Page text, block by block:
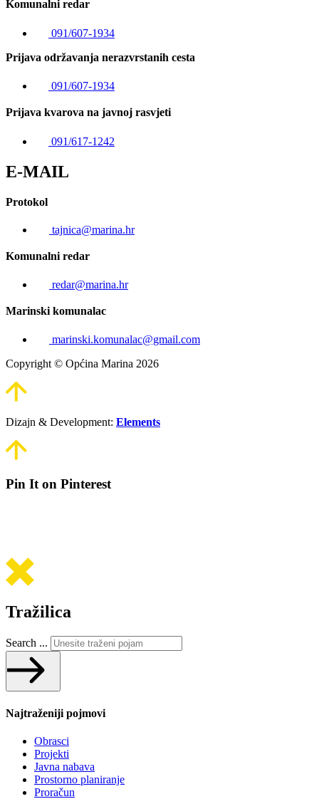
Komunalni redar
091/607-1934
Prijava održavanja nerazvrstanih cesta
091/607-1934
Prijava kvarova na javnoj rasvjeti
091/617-1242
E-MAIL
Protokol
tajnica@marina.hr
Komunalni redar
redar@marina.hr
Marinski komunalac
marinski.komunalac@gmail.com
Copyright © Općina Marina 2026
Dizajn & Development: Elements
Pin It on Pinterest
Tražilica
Search ...
Najtraženiji pojmovi
Obrasci
Projekti
Javna nabava
Prostorno planiranje
Proračun